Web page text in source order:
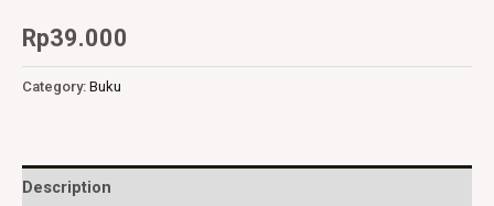
Rp39.000
Category: Buku
Description